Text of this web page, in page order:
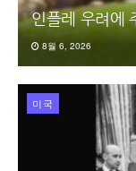
인플레 우려에
8월 6, 2026
미국